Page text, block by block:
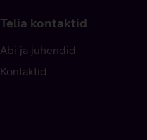
Telia kontaktid
Abi ja juhendid
Kontaktid